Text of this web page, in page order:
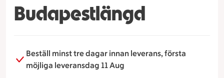
Budapestlängd
Beställ minst tre dagar innan leverans, första
möjliga leveransdag 11 Aug